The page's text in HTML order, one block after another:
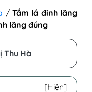
/ Tắm lá đinh lăng
lăng đúng
Thu Hà
[Hiện]